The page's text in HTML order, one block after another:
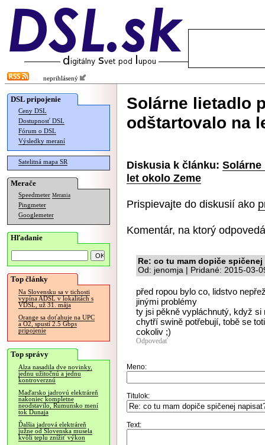
neprihlásený
DSL pripojenie
Ceny DSL
Dostupnosť DSL
Fórum o DSL
Výsledky meraní
Satelitná mapa SR
Merače
Speedmeter Merania
Pingmeter
Googlemeter
Hľadanie
Top články
Na Slovensku sa v tichosti
vypína ADSL v lokalitách s
VDSL, už 31. mája
Orange sa doťahuje na UPC
a O2, spustí 2.5 Gbps
pripojenie
Top správy
Alza nasadila dve novinky,
jednu užitočnú a jednu
kontroverznú
Maďarsko jadrovú elektráreň
nakoniec kompletne
neodstavilo, Rumunsko mení
tok Dunaja
Ďalšia jadrová elektráreň
južne od Slovenska musela
kvôli teplu znížiť výkon
Solárne lietadlo
odštartovalo na
Diskusia k článku: Solárne
let okolo Zeme
Prispievajte do diskusií ako
Komentár, na ktorý
Re: co tu mam dopiče
Od: jenomja | Pridané: 2015-03-
před ropou bylo co, lidstvo
jinými problémy
ty jsi pěkně vypláchnutý, když
chytří swině potřebují, tobě se
cokoliv ;)
Odpovedať
Meno:
Titulok:
Text: